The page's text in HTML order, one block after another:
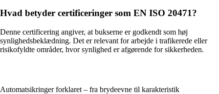
Hvad betyder certificeringer som EN ISO 20471?
Denne certificering angiver, at bukserne er godkendt som høj
synlighedsbeklædning. Det er relevant for arbejde i trafikerede eller
risikofyldte områder, hvor synlighed er afgørende for sikkerheden.
Automatsikringer forklaret – fra brydeevne til karakteristik